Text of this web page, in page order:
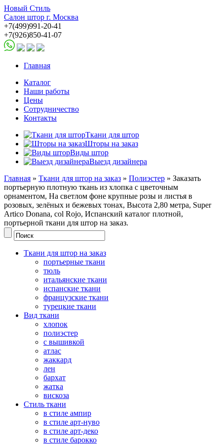
Новый Стиль
Салон штор г. Москва
+7(499)991-20-41
+7(926)850-41-07
Главная
Каталог
Наши работы
Цены
Сотрудничество
Контакты
Ткани для штор
Шторы на заказ
Виды штор
Выезд дизайнера
Главная » Ткани для штор на заказ » Полиэстер » Заказать
портьерную плотную ткань из хлопка с цветочным
орнаментом, На светлом фоне крупные розы и листья в
розовых, зелёных и бежевых тонах, Высота 2,80 метра, Super
Artico Donana, col Rojo, Испанский каталог плотной,
портьерной ткани для штор на заказ.
Ткани для штор на заказ
портьерные ткани
тюль
итальянские ткани
испанские ткани
французские ткани
турецкие ткани
Вид ткани
хлопок
полиэстер
с вышивкой
атлас
жаккард
лен
бархат
жатка
вискоза
Стиль ткани
в стиле ампир
в стиле арт-нуво
в стиле арт-деко
в стиле барокко